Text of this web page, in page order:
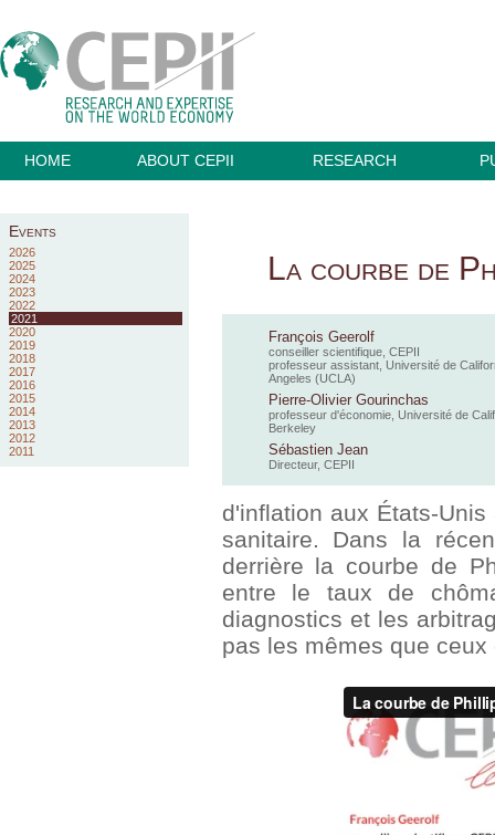
HOME ABOUT CEPII RESEARCH
Events
2026
2025
2024
2023
2022
2021
2020
2019
2018
2017
2016
2015
2014
2013
2012
2011
La courbe de
François Geerolf
conseiller scientifique, CEPII
professeur assistant, Université de
Angeles (UCLA)
Pierre-Olivier Gourinchas
professeur d'économie, Université de
Berkeley
Sébastien Jean
Directeur, CEPII
d'inflation aux États-
sanitaire. Dans la
derrière la courbe de
entre le taux de
diagnostics et les
pas les mêmes que